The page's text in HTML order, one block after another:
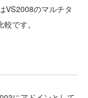
VS2008のマルチタ
です。